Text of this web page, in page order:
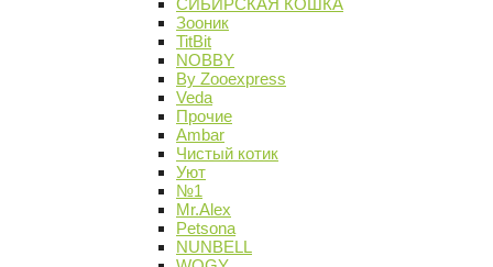
СИБИРСКАЯ КОШКА
Зооник
TitBit
NOBBY
By Zooexpress
Veda
Прочие
Ambar
Чистый котик
Уют
№1
Mr.Alex
Petsona
NUNBELL